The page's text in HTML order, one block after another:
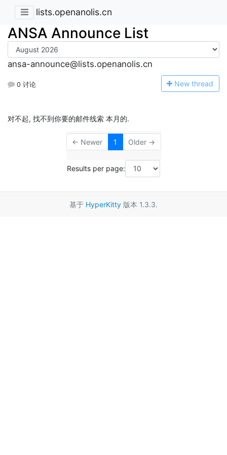
lists.openanolis.cn
ANSA Announce List
ansa-announce@lists.openanolis.cn
0 讨论 New thread
对不起, 找不到你要的邮件线索 本月的.
← Newer 1 Older →
Results per page:
基于 HyperKitty 版本 1.3.3.